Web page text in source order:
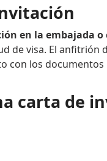
en la embajada o
de visa. El anfitrión
con los documentos
carta de